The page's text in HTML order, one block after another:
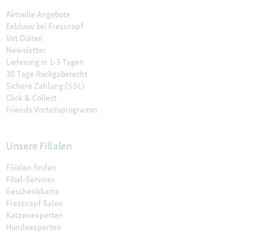
Aktuelle Angebote
Exklusiv bei Fressnapf
Vet Diäten
Newsletter
Lieferung in 1-3 Tagen
30 Tage Rückgaberecht
Sichere Zahlung (SSL)
Click & Collect
Friends Vorteilsprogramm
Unsere Filialen
Filialen finden
Filial-Services
Geschenkkarte
Fressnapf Salon
Katzenexperten
Hundeexperten